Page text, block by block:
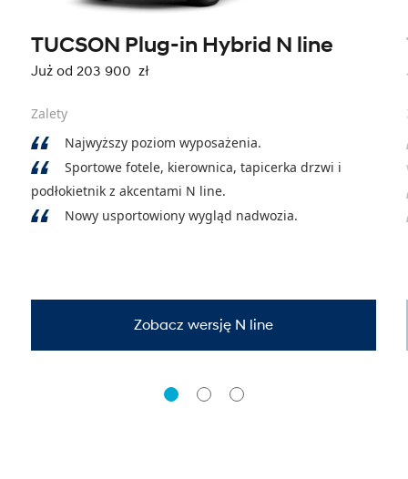
TUCSON Plug-in Hybrid N line
Już od 203 900 zł
Zalety
Najwyższy poziom wyposażenia.
Sportowe fotele, kierownica, tapicerka drzwi i
podłokietnik z akcentami N line.
Nowy usportowiony wygląd nadwozia.
Zobacz wersję N line